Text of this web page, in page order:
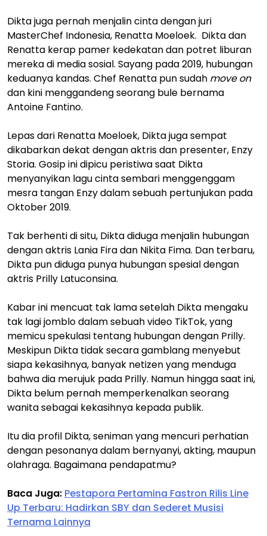
Dikta juga pernah menjalin cinta dengan juri
MasterChef Indonesia, Renatta Moeloek. Dikta dan
Renatta kerap pamer kedekatan dan potret liburan
mereka di media sosial. Sayang pada 2019, hubungan
keduanya kandas. Chef Renatta pun sudah move on
dan kini menggandeng seorang bule bernama
Antoine Fantino.
Lepas dari Renatta Moeloek, Dikta juga sempat
dikabarkan dekat dengan aktris dan presenter, Enzy
Storia. Gosip ini dipicu peristiwa saat Dikta
menyanyikan lagu cinta sembari menggenggam
mesra tangan Enzy dalam sebuah pertunjukan pada
Oktober 2019.
Tak berhenti di situ, Dikta diduga menjalin hubungan
dengan aktris Lania Fira dan Nikita Fima. Dan terbaru,
Dikta pun diduga punya hubungan spesial dengan
aktris Prilly Latuconsina.
Kabar ini mencuat tak lama setelah Dikta mengaku
tak lagi jomblo dalam sebuah video TikTok, yang
memicu spekulasi tentang hubungan dengan Prilly.
Meskipun Dikta tidak secara gamblang menyebut
siapa kekasihnya, banyak netizen yang menduga
bahwa dia merujuk pada Prilly. Namun hingga saat ini,
Dikta belum pernah memperkenalkan seorang
wanita sebagai kekasihnya kepada publik.
Itu dia profil Dikta, seniman yang mencuri perhatian
dengan pesonanya dalam bernyanyi, akting, maupun
olahraga. Bagaimana pendapatmu?
Baca Juga: Pestapora Pertamina Fastron Rilis Line
Up Terbaru: Hadirkan SBY dan Sederet Musisi
Ternama Lainnya